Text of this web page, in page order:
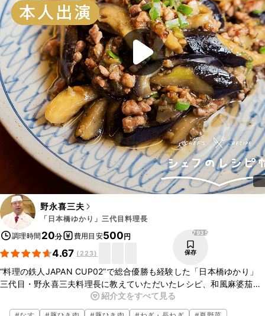
野永喜三夫
「日本橋ゆかり」三代目料理長
調理時間 20分 費用目安500円
4.67 (223)
7935
保存
“料理の鉄人JAPAN CUP02”で総合優勝も経験した「日本橋ゆかり」
三代目・野永喜三夫料理長に教えていただいたレシピ、和風麻婆茄子
のご紹介です。麻婆茄子を和風にアレンジした、野永シェフオリジナ
ルの麻婆茄子です。フライパンひとつでお作りいただけるので、ご家
紹介文をすべて見る